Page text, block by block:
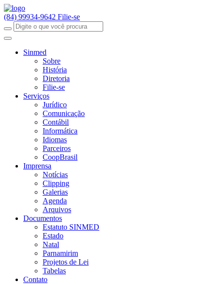
(84) 99934-9642 Filie-se
Sinmed
Sobre
História
Diretoria
Filie-se
Serviços
Jurídico
Comunicação
Contábil
Informática
Idiomas
Parceiros
CoopBrasil
Imprensa
Notícias
Clipping
Galerias
Agenda
Arquivos
Documentos
Estatuto SINMED
Estado
Natal
Parnamirim
Projetos de Lei
Tabelas
Contato